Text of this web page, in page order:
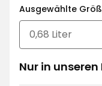
Ausgewählte
Nur in